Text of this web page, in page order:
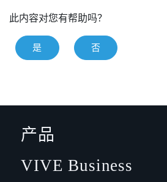
此内容对您有帮助吗？
是 否
产品
VIVE Business